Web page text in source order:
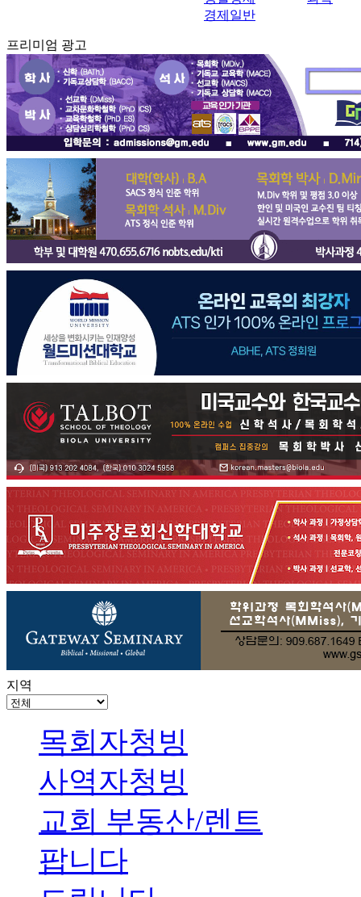
경제일반
프리미엄 광고
지역
목회자청빙
사역자청빙
교회 부동산/렌트
팝니다